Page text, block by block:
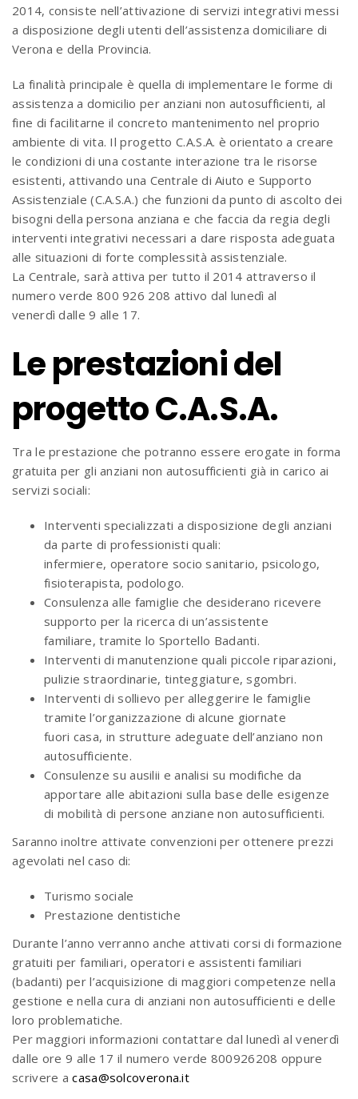
2014, consiste nell’attivazione di servizi integrativi messi
a disposizione degli utenti dell’assistenza domiciliare di
Verona e della Provincia.
La finalità principale è quella di implementare le forme di
assistenza a domicilio per anziani non autosufficienti, al
fine di facilitarne il concreto mantenimento nel proprio
ambiente di vita. Il progetto C.A.S.A. è orientato a creare
le condizioni di una costante interazione tra le risorse
esistenti, attivando una Centrale di Aiuto e Supporto
Assistenziale (C.A.S.A.) che funzioni da punto di ascolto dei
bisogni della persona anziana e che faccia da regia degli
interventi integrativi necessari a dare risposta adeguata
alle situazioni di forte complessità assistenziale.
La Centrale, sarà attiva per tutto il 2014 attraverso il
numero verde 800 926 208 attivo dal lunedì al
venerdì dalle 9 alle 17.
Le prestazioni del
progetto C.A.S.A.
Tra le prestazione che potranno essere erogate in forma
gratuita per gli anziani non autosufficienti già in carico ai
servizi sociali:
Interventi specializzati a disposizione degli anziani
da parte di professionisti quali:
infermiere, operatore socio sanitario, psicologo,
fisioterapista, podologo.
Consulenza alle famiglie che desiderano ricevere
supporto per la ricerca di un’assistente
familiare, tramite lo Sportello Badanti.
Interventi di manutenzione quali piccole riparazioni,
pulizie straordinarie, tinteggiature, sgombri.
Interventi di sollievo per alleggerire le famiglie
tramite l’organizzazione di alcune giornate
fuori casa, in strutture adeguate dell’anziano non
autosufficiente.
Consulenze su ausilii e analisi su modifiche da
apportare alle abitazioni sulla base delle esigenze
di mobilità di persone anziane non autosufficienti.
Saranno inoltre attivate convenzioni per ottenere prezzi
agevolati nel caso di:
Turismo sociale
Prestazione dentistiche
Durante l’anno verranno anche attivati corsi di formazione
gratuiti per familiari, operatori e assistenti familiari
(badanti) per l’acquisizione di maggiori competenze nella
gestione e nella cura di anziani non autosufficienti e delle
loro problematiche.
Per maggiori informazioni contattare dal lunedì al venerdì
dalle ore 9 alle 17 il numero verde 800926208 oppure
scrivere acasa@solcoverona.it